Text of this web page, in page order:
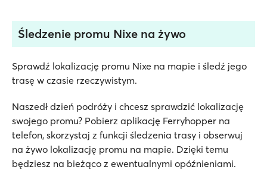
Śledzenie promu Nixe na żywo
Sprawdź lokalizację promu Nixe na mapie i śledź jego
trasę w czasie rzeczywistym.
Naszedł dzień podróży i chcesz sprawdzić lokalizację
swojego promu? Pobierz aplikację Ferryhopper na
telefon, skorzystaj z funkcji śledzenia trasy i obserwuj
na żywo lokalizację promu na mapie. Dzięki temu
będziesz na bieżąco z ewentualnymi opóźnieniami.